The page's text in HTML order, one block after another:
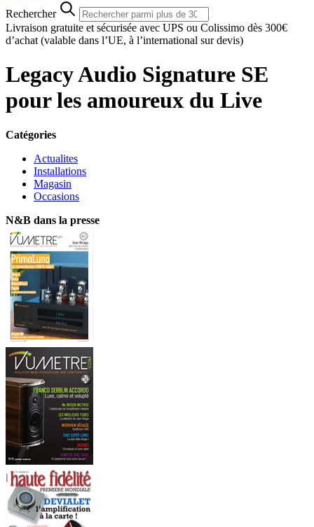
Rechercher
Livraison gratuite et sécurisée avec UPS ou Colissimo dès 300€
d’achat (valable dans l’UE, à l’international sur devis)
Legacy Audio Signature SE
pour les amoureux du Live
Catégories
Actualites
Installations
Magasin
Occasions
N&B dans la presse